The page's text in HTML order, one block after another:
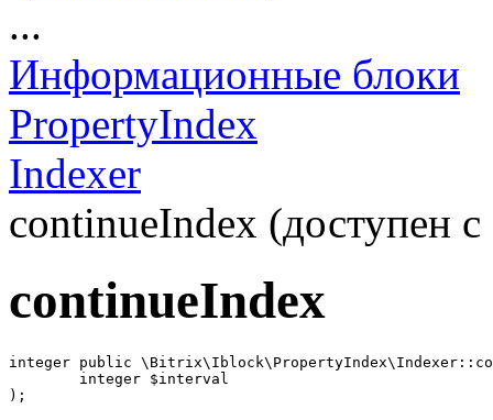
...
Информационные блоки
PropertyIndex
Indexer
continueIndex (доступен
continueIndex
integer public
);